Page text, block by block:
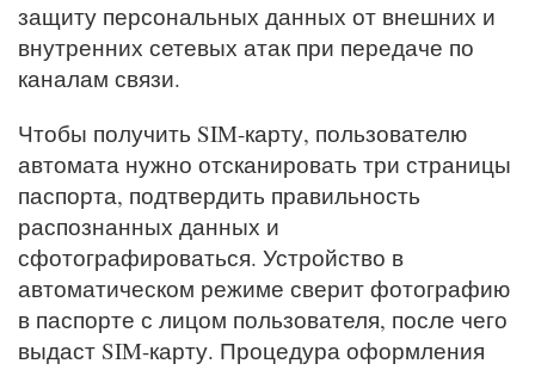
защиту персональных данных от внешних и
внутренних сетевых атак при передаче по
каналам связи.
Чтобы получить SIM-карту, пользователю
автомата нужно отсканировать три страницы
паспорта, подтвердить правильность
распознанных данных и
сфотографироваться. Устройство в
автоматическом режиме сверит фотографию
в паспорте с лицом пользователя, после чего
выдаст SIM-карту. Процедура оформления